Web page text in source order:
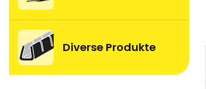
Diverse Produkte